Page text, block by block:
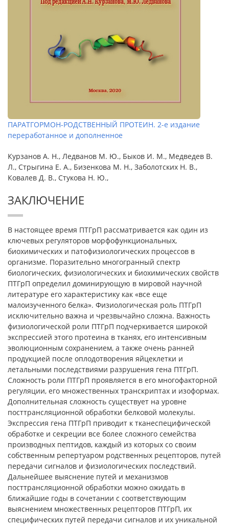
ПАРАТГОРМОН-РОДСТВЕННЫЙ ПРОТЕИН. 2-е издание
переработанное и дополненное
Курзанов А. Н., Ледванов М. Ю., Быков И. М., Медведев В.
Л., Стрыгина Е. А., Бизенкова М. Н., Заболотских Н. В.,
Ковалев Д. В., Стукова Н. Ю.,
ЗАКЛЮЧЕНИЕ
В настоящее время ПТГрП рассматривается как один из
ключевых регуляторов морфофункциональных,
биохимических и патофизиологических процессов в
организме. Поразительно многогранный спектр
биологических, физиологических и биохимических свойств
ПТГрП определил доминирующую в мировой научной
литературе его характеристику как «все еще
малоизученного белка». Физиологическая роль ПТГрП
исключительно важна и чрезвычайно сложна. Важность
физиологической роли ПТГрП подчеркивается широкой
экспрессией этого протеина в тканях, его интенсивным
эволюционным сохранением, а также очень ранней
продукцией после оплодотворения яйцеклетки и
летальными последствиями разрушения гена ПТГрП.
Сложность роли ПТГрП проявляется в его многофакторной
регуляции, его множественных транскриптах и изоформах.
Дополнительная сложность существует на уровне
посттрансляционной обработки белковой молекулы.
Экспрессия гена ПТГрП приводит к тканеспецифической
обработке и секреции все более сложного семейства
производных пептидов, каждый из которых со своим
собственным репертуаром родственных рецепторов, путей
передачи сигналов и физиологических последствий.
Дальнейшее выяснение путей и механизмов
посттрансляционной обработки можно ожидать в
ближайшие годы в сочетании с соответствующим
выяснением множественных рецепторов ПТГрП, их
специфических путей передачи сигналов и их уникальной